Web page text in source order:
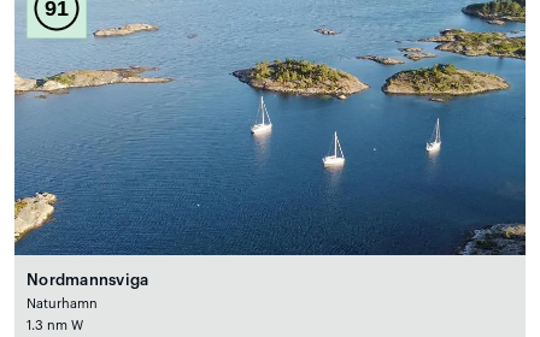
91
Nordmannsviga
Naturhamn
1.3 nm W